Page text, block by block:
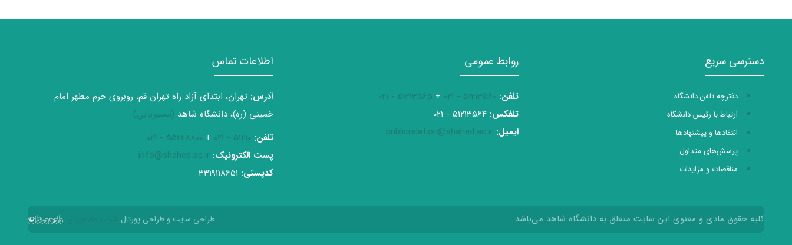
دسترسی سریع
دفترچه تلفن دانشگاه
ارتباط با رئیس دانشگاه
انتقادها و پیشنهادها
پرسش‌های متداول
مناقصات و مزایدات
روابط عمومی
تلفن:
51213560 - 021
+
51213565 - 021
تلفکس:
ایمیل: publicrelation@shahed.ac.ir
اطلاعات تماس
آدرس: تهران، ابتدای آزاد راه تهران قم، روبروی حرم مطهر امام
خمینی (ره)، دانشگاه شاهد (مسیریابی)
تلفن: 51210 - 021
+
55228800 - 021
پست الکترونیک: info@shahed.ac.ir
کدپستی:
کلیه حقوق مادی و معنوی این سایت متعلق به دانشگاه شاهد می‌باشد. طراحی سایت و طراحی پورتال